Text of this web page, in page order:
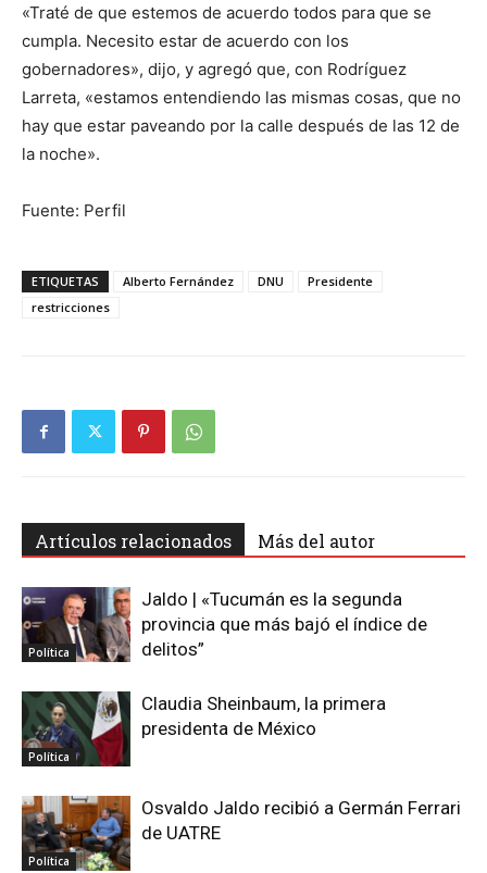
«Traté de que estemos de acuerdo todos para que se
cumpla. Necesito estar de acuerdo con los
gobernadores», dijo, y agregó que, con Rodríguez
Larreta, «estamos entendiendo las mismas cosas, que no
hay que estar paveando por la calle después de las 12 de
la noche».
Fuente: Perfil
ETIQUETAS Alberto Fernández DNU
Presidente
restricciones
Artículos relacionados Más del autor
Política
Jaldo | «Tucumán es la segunda
provincia que más bajó el índice de
delitos”
Política
Claudia Sheinbaum, la primera
presidenta de México
Política
Osvaldo Jaldo recibió a Germán Ferrari
de UATRE